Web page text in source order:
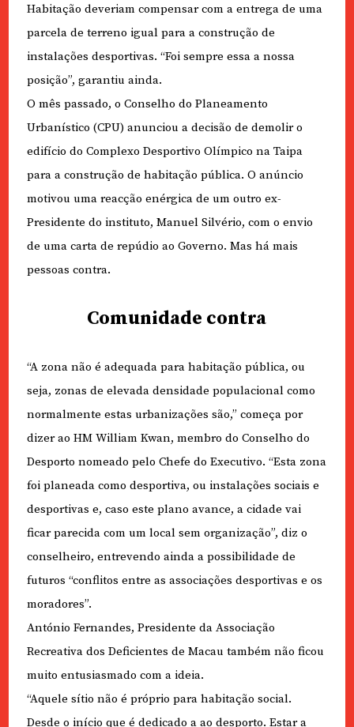
Habitação deveriam compensar com a entrega de uma
parcela de terreno igual para a construção de
instalações desportivas. “Foi sempre essa a nossa
posição”, garantiu ainda.
O mês passado, o Conselho do Planeamento
Urbanístico (CPU) anunciou a decisão de demolir o
edifício do Complexo Desportivo Olímpico na Taipa
para a construção de habitação pública. O anúncio
motivou uma reacção enérgica de um outro ex-
Presidente do instituto, Manuel Silvério, com o envio
de uma carta de repúdio ao Governo. Mas há mais
pessoas contra.
Comunidade contra
“A zona não é adequada para habitação pública, ou
seja, zonas de elevada densidade populacional como
normalmente estas urbanizações são,” começa por
dizer ao HM William Kwan, membro do Conselho do
Desporto nomeado pelo Chefe do Executivo. “Esta zona
foi planeada como desportiva, ou instalações sociais e
desportivas e, caso este plano avance, a cidade vai
ficar parecida com um local sem organização”, diz o
conselheiro, entrevendo ainda a possibilidade de
futuros “conflitos entre as associações desportivas e os
moradores”.
António Fernandes, Presidente da Associação
Recreativa dos Deficientes de Macau também não ficou
muito entusiasmado com a ideia.
“Aquele sítio não é próprio para habitação social.
Desde o início que é dedicado a ao desporto. Estar a